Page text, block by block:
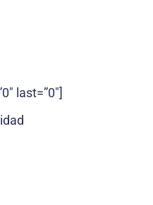
last=”0″]